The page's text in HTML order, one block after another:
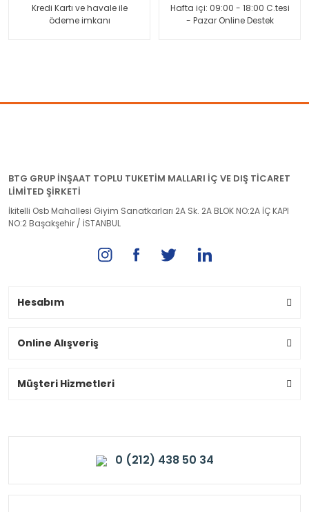
Kredi Kartı ve havale ile
ödeme imkanı
Hafta içi: 09:00 - 18:00 C.tesi
- Pazar Online Destek
BTG GRUP İNŞAAT TOPLU TUKETİM MALLARI İÇ VE DIŞ TİCARET
LİMİTED ŞİRKETİ
İkitelli Osb Mahallesi Giyim Sanatkarları 2A Sk. 2A BLOK NO:2A İÇ KAPI
NO:2 Başakşehir / İSTANBUL
Hesabım
Online Alışveriş
Müşteri Hizmetleri
0 (212) 438 50 34